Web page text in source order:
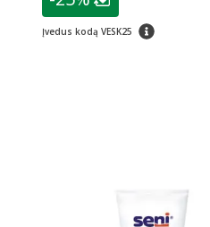
:
Lojalumo
Įvedus kodą VESK25 patarimas